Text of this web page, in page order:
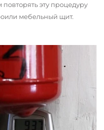
эту процедуру
мебельный щит.